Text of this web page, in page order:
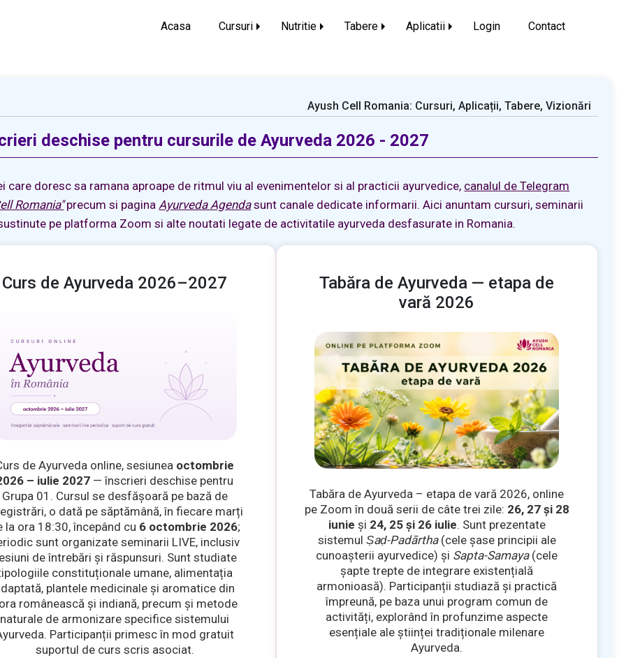
Acasa Cursuri Nutritie Tabere Aplicatii Login Contact
Ayush Cell Romania: Cursuri, Aplicații, Tabere, Vizionări
deschise pentru cursurile de Ayurveda 2026 - 2027
care doresc sa ramana aproape de ritmul viu al evenimentelor si al practicii ayurvedice, canalul de Telegram
Romania"precum si pagina Ayurveda Agendasunt canale dedicate informarii. Aici anuntam cursuri, seminarii
pe platforma Zoom si alte noutati legate de activitatile ayurveda desfasurate in Romania.
Curs de Ayurveda 2026–2027
de Ayurveda online, sesiunea octombrie
– iulie 2027 — înscrieri deschise pentru
Grupa 01. Cursul se desfășoară pe bază de
o dată pe săptămână, în fiecare marți
la ora 18:30, începând cu 6 octombrie 2026;
sunt organizate seminarii LIVE, inclusiv
de întrebări și răspunsuri. Sunt studiate
constituționale umane, alimentația
plantele medicinale și aromatice din
românească și indiană, precum și metode
naturale de armonizare specifice sistemului
Participanții primesc în mod gratuit
suportul de curs scris asociat.
Tabăra de Ayurveda — etapa de
vară 2026
Tabăra de Ayurveda – etapa de vară 2026, online
pe Zoom în două serii de câte trei zile: 26, 27 și 28
iunie și 24, 25 și 26 iulie. Sunt prezentate
sistemul Ṣaḍ-Padārtha(cele șase principii ale
cunoașterii ayurvedice) și Sapta-Samaya(cele
șapte trepte de integrare existențială
armonioasă). Participanții studiază și practică
împreună, pe baza unui program comun de
activități, explorând în profunzime aspecte
esențiale ale științei tradiționale milenare
Ayurveda.